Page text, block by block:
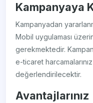
Kampanyaya
Kampanyadan
Mobil uygulaması
gerekmektedir.
e-ticaret
değerlendirilecektir.
Avantajlarınız